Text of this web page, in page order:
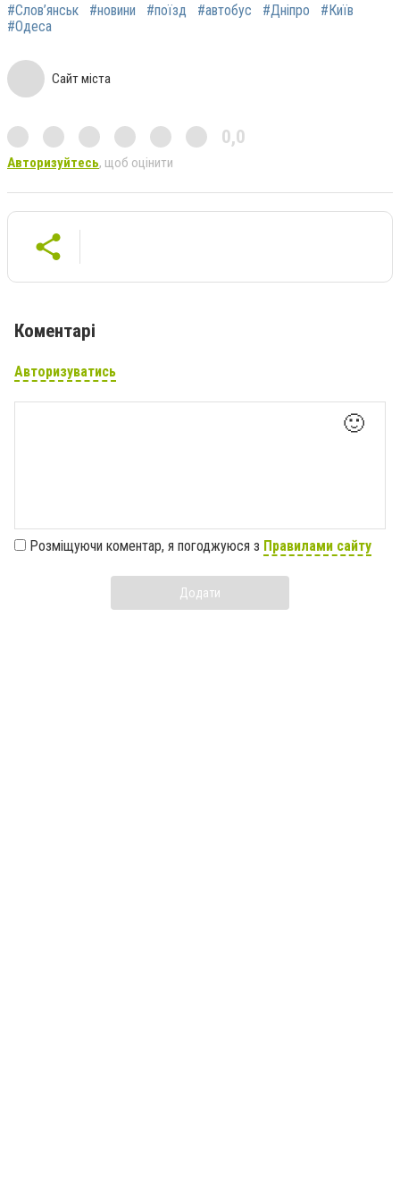
#Слов’янськ #новини #поїзд #автобус #Дніпро
#Київ
#Одеса
Сайт міста
0,0
Авторизуйтесь, щоб оцінити
Коментарі
Авторизуватись
🙂
Розміщуючи коментар, я погоджуюся з Правилами сайту
Додати